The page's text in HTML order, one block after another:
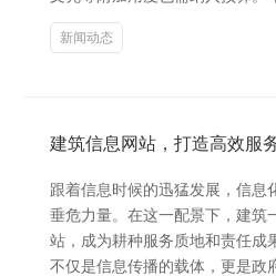
新闻动态
建筑信息网站，打造高效服
跟着信息时候的迅猛发展，信息
垂危力量。在这一配景下，建筑
站，成为耕种服务质地和责任成
不仅是信息传播的载体，更是政